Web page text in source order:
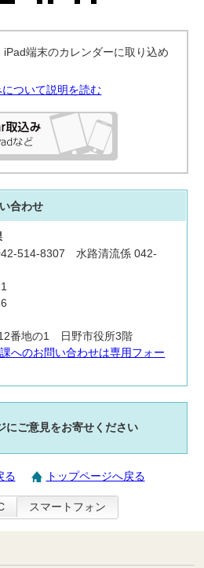
端末のカレンダーに取り込め
ついて説明を読む
合わせ
514-8307 水路清流係 042-
番地の1 日野市役所3階
へのお問い合わせは専用フォー
にご意見をお寄せください
る トップページへ戻る
スマートフォン